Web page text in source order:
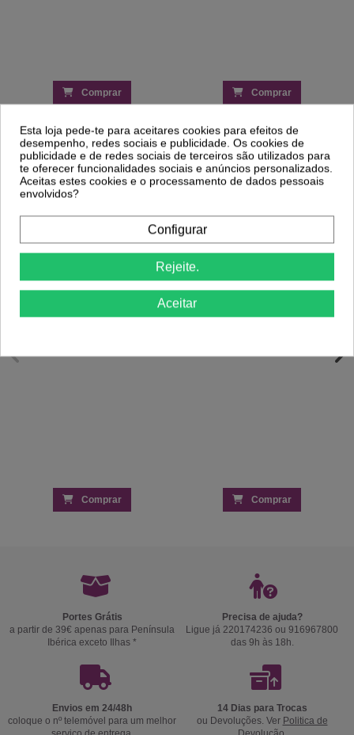
Comprar Comprar
Clientes Que Compraram Este
Produto Também Compraram:
Pó Descolorante Be Blond Deco Silver
Comprar Comprar
Portes Grátis
a partir de 39€ apenas para Península
Ibérica exceto Ilhas *
Precisa de ajuda?
Ligue já 220174236 ou 916967800
das 9h às 18h.
Envios em 24/48h
coloque o nº telemóvel para um melhor
14 Dias para Trocas
ou Devoluções. Ver Politica de
Esta loja pede-te para aceitares cookies para efeitos de
desempenho, redes sociais e publicidade. Os cookies de
publicidade e de redes sociais de terceiros são utilizados para
te oferecer funcionalidades sociais e anúncios personalizados.
Aceitas estes cookies e o processamento de dados pessoais
envolvidos?
Configurar
Rejeite.
Aceitar